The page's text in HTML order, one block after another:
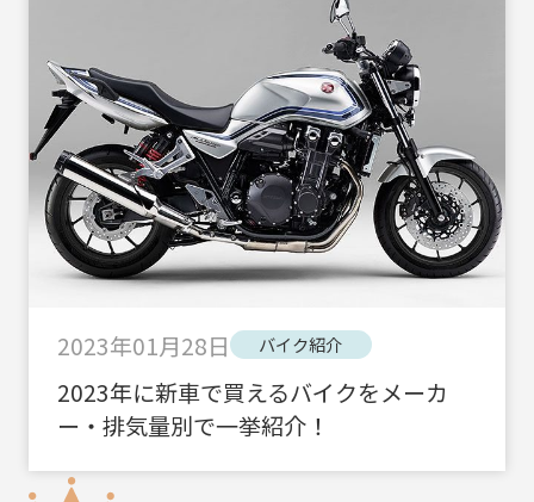
2023年01月28日 バイク紹介
2023年に新車で買えるバイクをメーカ
ー・排気量別で一挙紹介！